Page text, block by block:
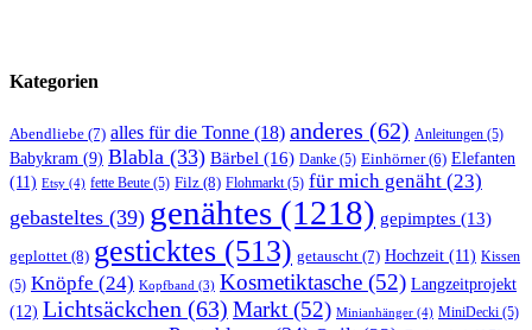
Kategorien
Abendliebe (7) alles für die Tonne (18) anderes (62) Anleitungen (5)
Babykram (9) Blabla (33) Bärbel (16) Danke (5) Einhörner(6) Elefanten
(11) Etsy (4) fette Beute (5) Filz (8) Flohmarkt(5) für mich genäht (23)
gebasteltes (39) genähtes (1218) gepimptes (13)
geplottet (8) gesticktes (513) getauscht (7) Hochzeit (11) Kissen
(5) Knöpfe (24) Kopfband (3) Kosmetiktasche (52) Langzeitprojekt
(12) Lichtsäckchen (63) Markt (52) Minianhänger (4) MiniDecki (5)